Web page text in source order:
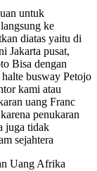
untuk
ke
diatas yaitu di
Jakarta pusat,
Bisa dengan
busway Petojo
kami atau
uang Franc
penukaran
juga tidak
sejahtera
Uang Afrika